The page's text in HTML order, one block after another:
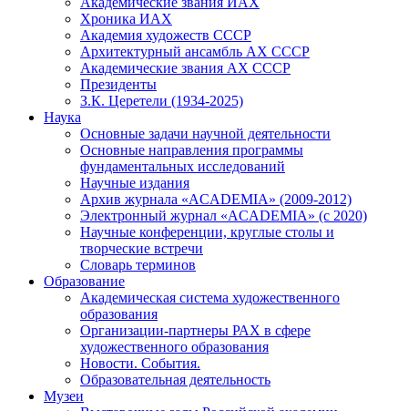
Хроника ИАХ
Академия художеств СССР
Архитектурный ансамбль АХ СССР
Академические звания АХ СССР
Президенты
З.К. Церетели (1934-2025)
Наука
Основные задачи научной деятельности
Основные направления программы
фундаментальных исследований
Научные издания
Архив журнала «ACADEMIA» (2009-2012)
Электронный журнал «ACADEMIA» (с 2020)
Научные конференции, круглые столы и
творческие встречи
Словарь терминов
Образование
Академическая система художественного
образования
Организации-партнеры РАХ в сфере
художественного образования
Новости. События.
Образовательная деятельность
Музеи